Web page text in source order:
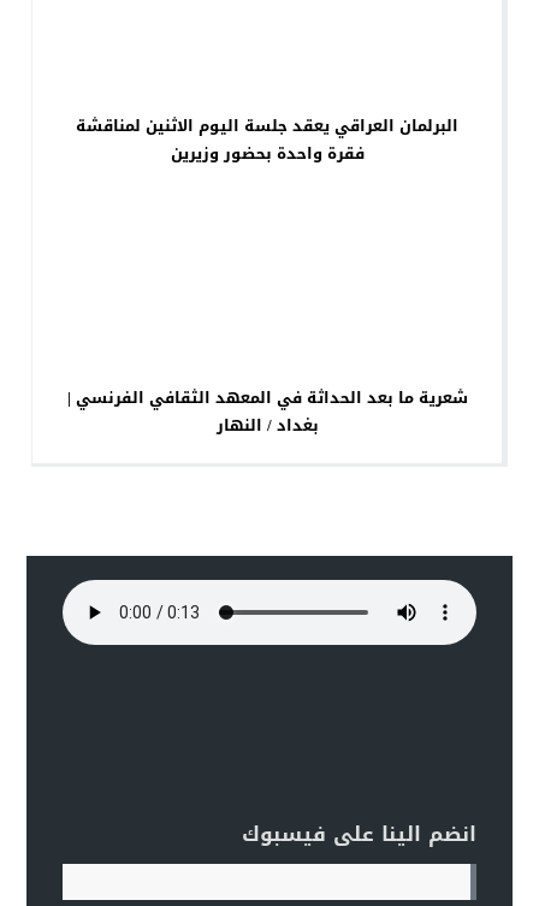
البرلمان العراقي يعقد جلسة اليوم الاثنين لمناقشة
فقرة واحدة بحضور وزيرين
شعرية ما بعد الحداثة في المعهد الثقافي الفرنسي |
بغداد / النهار
انضم الينا على فيسبوك